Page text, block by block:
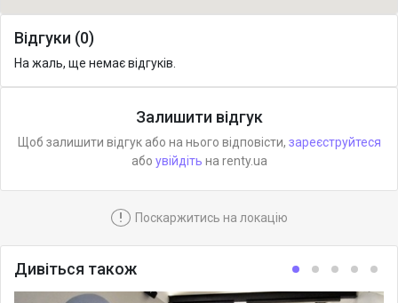
Відгуки (0)
На жаль, ще немає відгуків.
Залишити відгук
Щоб залишити відгук або на нього відповісти, зареєструйтеся
або увійдіть на renty.ua
! Поскаржитись на локацію
Дивіться також